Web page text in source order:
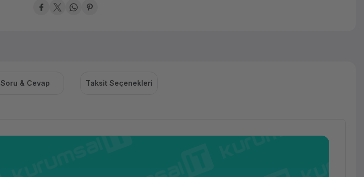
Soru & Cevap Taksit Seçenekleri